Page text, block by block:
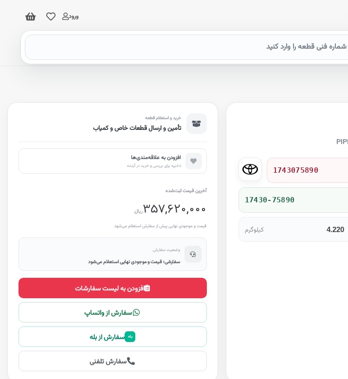
ورود
1743075890
17430-75890
4.220 کیلوگرم
خرید و استعلام قطعه
تأمین و ارسال قطعات خاص و کمیاب
افزودن به علاقه‌مندی‌ها
ذخیره برای بررسی و خرید در آینده
آخرین قیمت ثبت‌شده
357,620,000ریال
قیمت و موجودی نهایی پیش از سفارش استعلام می‌شود.
وضعیت سفارش
سفارشی؛ قیمت و موجودی نهایی استعلام می‌شود
افزودن به لیست سفارشات
سفارش از واتساپ
بله سفارش از بله
سفارش تلفنی